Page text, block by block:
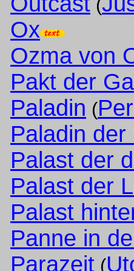
(
Ox
Ozma von
Pakt der
Paladin (
Paladin der
Palast der
Palast der
Palast
Panne in
Parazeit (